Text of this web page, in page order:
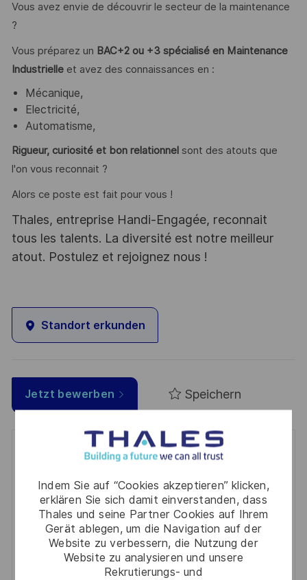
Indem Sie auf “Cookies akzeptieren” klicken,
erklären Sie sich damit einverstanden, dass
Thales und seine Partner Cookies auf Ihrem
Gerät ablegen, um die Navigation auf der
Website zu verbessern, die Nutzung der
Website zu analysieren und unsere
Rekrutierungs- und
Vous avez envie de découvrir le secteur de la maintenance
?
Vous préparez un BAC+2 ou +3 spécialisé en Maintenance
Industrielleet avez des connaissances en :
Mécanique,
Electricité,
Automatisme,
Rigueur, curiosité et bon relationnel sont des atouts que
l'on vous reconnait ?
Alors ce poste est fait pour vous !
Thales, entreprise Handi-Engagée, reconnait
tous les talents. La diversité est notre meilleur
atout. Postulez et rejoignez nous !
Standort erkunden
Jetzt bewerben Speichern
Get notified for similar jobs
You'll receive updates once a week
Enter
Email
address
Required
Prüfen Sie die Bedingungen für die Verarbeitung
persönlicher Daten und stimmen Sie ihnen zu